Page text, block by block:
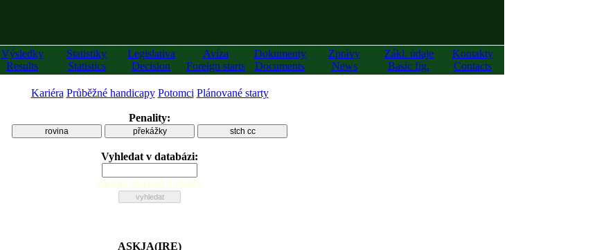
Výsledky
Results
Statistiky
Statistics
Legislativa
Decision
Avíza
Foreign starts
Dokumenty
Documents
Zprávy
News
Zákl. údaje
Basic fig.
Kontakty
Contacts
Kariéra Průběžné handicapy Potomci Plánované starty
Penality:
rovina překážky stch cc
Vyhledat v databázi:
zadejte alespoň 2 znaky
ASKJA(IRE)